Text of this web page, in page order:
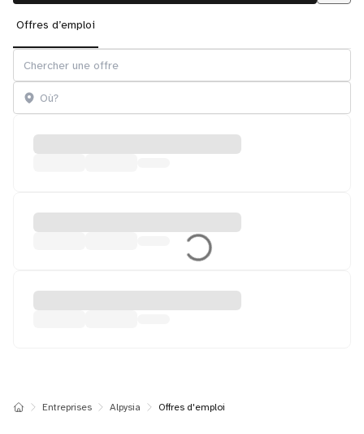
Offres d’emploi
Entreprises Alpysia Offres d'emploi